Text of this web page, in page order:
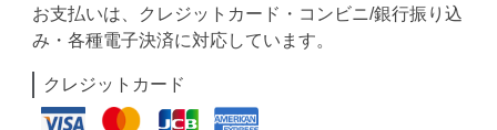
お支払いは、クレジットカード・コンビニ/銀行振り込
み・各種電子決済に対応しています。
クレジットカード